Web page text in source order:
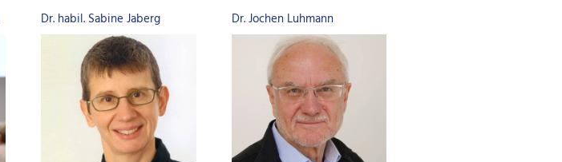
Dr. habil. Sabine Jaberg Dr. Jochen Luhmann